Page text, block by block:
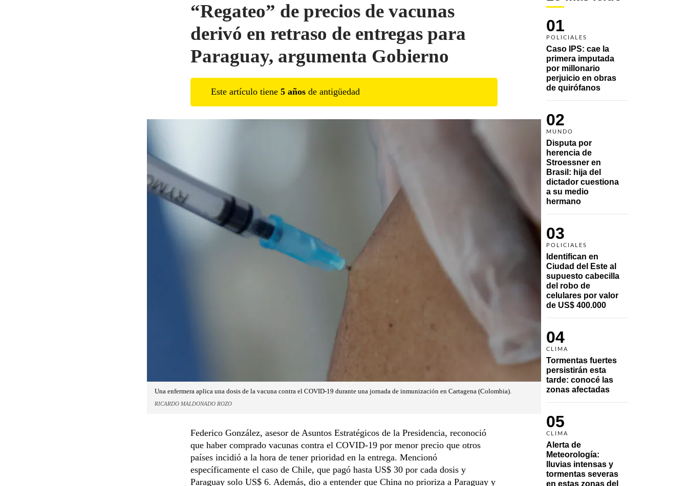
01
POLICIALES
Caso IPS: cae la
primera imputada
por millonario
perjuicio en obras
de quirófanos
02
MUNDO
Disputa por
herencia de
Stroessner en
Brasil: hija del
dictador cuestiona
a su medio
hermano
03
POLICIALES
Identifican en
Ciudad del Este al
supuesto cabecilla
del robo de
celulares por valor
de US$ 400.000
04
CLIMA
Tormentas fuertes
persistirán esta
tarde: conocé las
zonas afectadas
05
CLIMA
Alerta de
Meteorología:
lluvias intensas y
tormentas severas
en estas zonas del
“Regateo” de precios de vacunas
derivó en retraso de entregas para
Paraguay, argumenta Gobierno
Este artículo tiene 5 años de antigüedad
Una enfermera aplica una dosis de la vacuna contra el COVID-19 durante una jornada de inmunización en Cartagena (Colombia).
RICARDO MALDONADO ROZO
Federico González, asesor de Asuntos Estratégicos de la Presidencia, reconoció
que haber comprado vacunas contra el COVID-19 por menor precio que otros
países incidió a la hora de tener prioridad en la entrega. Mencionó
específicamente el caso de Chile, que pagó hasta US$ 30 por cada dosis y
Paraguay solo US$ 6. Además, dio a entender que China no prioriza a Paraguay y